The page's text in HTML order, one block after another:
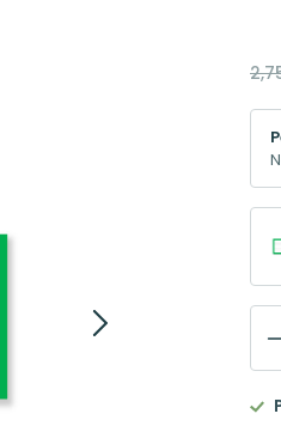
Le
Le
50